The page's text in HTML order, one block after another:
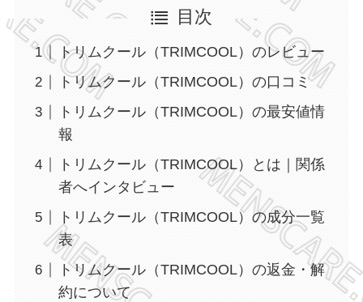
目次
トリムクール（TRIMCOOL）のレビュー
トリムクール（TRIMCOOL）の口コミ
トリムクール（TRIMCOOL）の最安値情
報
トリムクール（TRIMCOOL）とは｜関係
者へインタビュー
トリムクール（TRIMCOOL）の成分一覧
表
トリムクール（TRIMCOOL）の返金・解
約について